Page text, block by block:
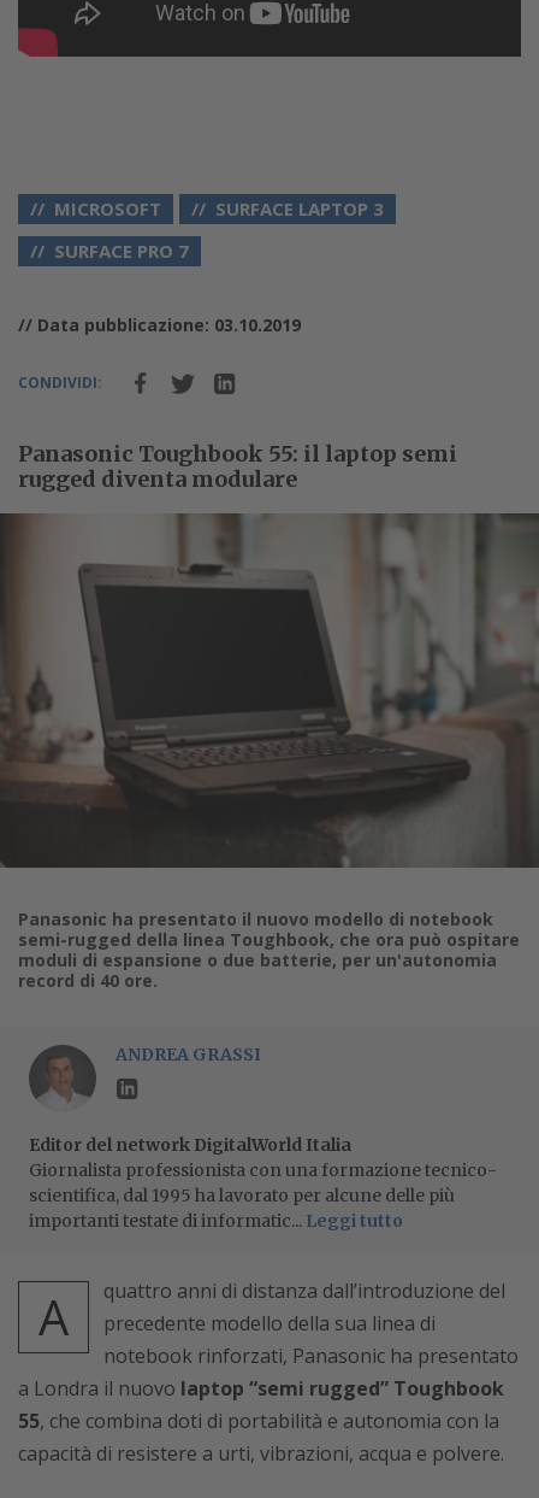
MICROSOFT
SURFACE LAPTOP 3
SURFACE PRO 7
// Data pubblicazione: 03.10.2019
CONDIVIDI:
Panasonic Toughbook 55: il laptop semi
rugged diventa modulare
Panasonic ha presentato il nuovo modello di notebook
semi-rugged della linea Toughbook, che ora può ospitare
moduli di espansione o due batterie, per un'autonomia
record di 40 ore.
ANDREA GRASSI
Editor del network DigitalWorld Italia
Giornalista professionista con una formazione tecnico-
scientifica, dal 1995 ha lavorato per alcune delle più
importanti testate di informatic... Leggi tutto
A
quattro anni di distanza dall’introduzione del
precedente modello della sua linea di
notebook rinforzati, Panasonic ha presentato
a Londra il nuovo laptop “semi rugged” Toughbook
55, che combina doti di portabilità e autonomia con la
capacità di resistere a urti, vibrazioni, acqua e polvere.